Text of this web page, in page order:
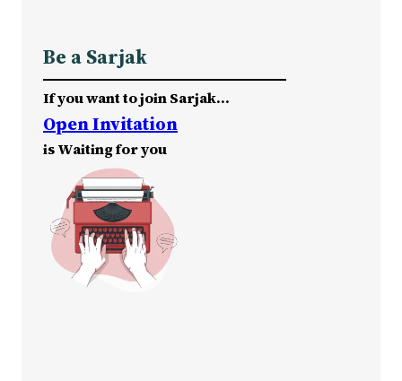
Be a Sarjak
If you want to join Sarjak…
Open Invitation
is Waiting for you